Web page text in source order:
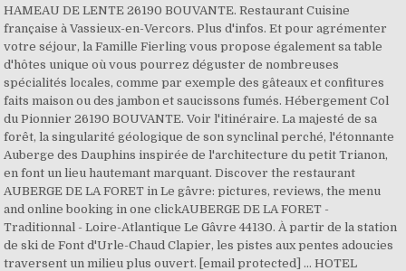
HAMEAU DE LENTE 26190 BOUVANTE. Restaurant Cuisine
française à Vassieux-en-Vercors. Plus d'infos. Et pour agrémenter
votre séjour, la Famille Fierling vous propose également sa table
d'hôtes unique où vous pourrez déguster de nombreuses
spécialités locales, comme par exemple des gâteaux et confitures
faits maison ou des jambon et saucissons fumés. Hébergement Col
du Pionnier 26190 BOUVANTE. Voir l'itinéraire. La majesté de sa
forêt, la singularité géologique de son synclinal perché, l'étonnante
Auberge des Dauphins inspirée de l'architecture du petit Trianon,
en font un lieu hautemant marquant. Discover the restaurant
AUBERGE DE LA FORET in Le gâvre: pictures, reviews, the menu
and online booking in one clickAUBERGE DE LA FORET -
Traditionnal - Loire-Atlantique Le Gâvre 44130. À partir de la station
de ski de Font d'Urle-Chaud Clapier, les pistes aux pentes adoucies
traversent un milieu plus ouvert. [email protected] ... HOTEL